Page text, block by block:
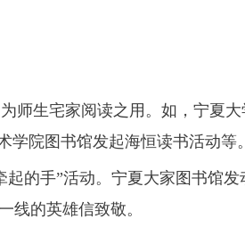
师生宅家阅读之用。如，宁夏
院图书馆发起海恒读书活动等。
起的手”活动。宁夏大家图书馆
线的英雄信致敬。